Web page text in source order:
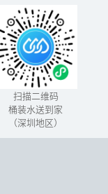
石油用完了，汽车还能
跑。水用完了，人类怎么
办？——这是福能达公司在
世界水日到来之时，对人
类生存环境的思考，对健
康生活选择...
扫描二维码
桶装水送到家
（深圳地区）